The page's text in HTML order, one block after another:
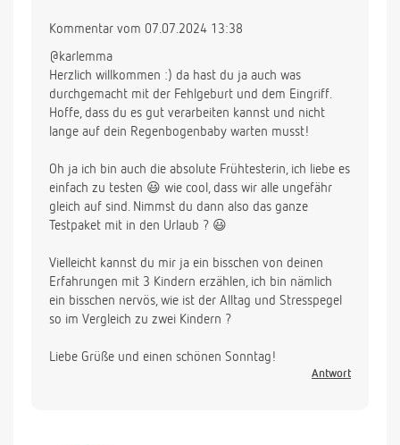
Kommentar vom 07.07.2024 13:38
@karlemma
Herzlich willkommen :) da hast du ja auch was
durchgemacht mit der Fehlgeburt und dem Eingriff.
Hoffe, dass du es gut verarbeiten kannst und nicht
lange auf dein Regenbogenbaby warten musst!
Oh ja ich bin auch die absolute Frühtesterin, ich liebe es
einfach zu testen 😃 wie cool, dass wir alle ungefähr
gleich auf sind. Nimmst du dann also das ganze
Testpaket mit in den Urlaub ? 😃
Vielleicht kannst du mir ja ein bisschen von deinen
Erfahrungen mit 3 Kindern erzählen, ich bin nämlich
ein bisschen nervös, wie ist der Alltag und Stresspegel
so im Vergleich zu zwei Kindern ?
Liebe Grüße und einen schönen Sonntag!
Antwort